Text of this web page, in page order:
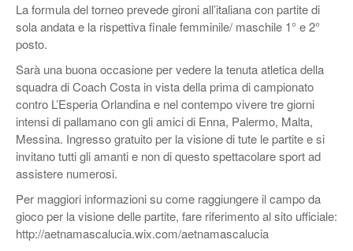
La formula del torneo prevede gironi all’italiana con partite di
sola andata e la rispettiva finale femminile/ maschile 1° e 2°
posto.
Sarà una buona occasione per vedere la tenuta atletica della
squadra di Coach Costa in vista della prima di campionato
contro L’Esperia Orlandina e nel contempo vivere tre giorni
intensi di pallamano con gli amici di Enna, Palermo, Malta,
Messina. Ingresso gratuito per la visione di tute le partite e si
invitano tutti gli amanti e non di questo spettacolare sport ad
assistere numerosi.
Per maggiori informazioni su come raggiungere il campo da
gioco per la visione delle partite, fare riferimento al sito ufficiale:
http://aetnamascalucia.wix.com/aetnamascalucia